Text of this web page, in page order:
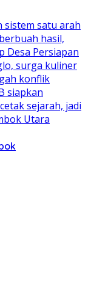
sistem satu arah
hasil,
Desa Persiapan
surga kuliner
konflik
siapkan
sejarah, jadi
Utara